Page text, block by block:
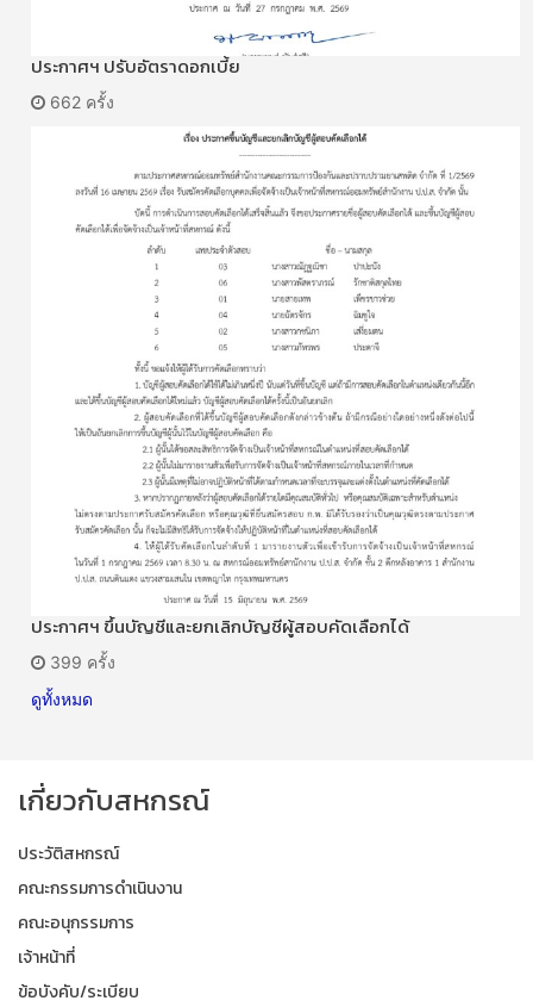
ประกาศฯ ปรับอัตราดอกเบี้ย
662 ครั้ง
ประกาศฯ ขึ้นบัญชีและยกเลิกบัญชีผู้สอบคัดเลือกได้
399 ครั้ง
ดูทั้งหมด
เกี่ยวกับสหกรณ์
ประวัติสหกรณ์
คณะกรรมการดำเนินงาน
คณะอนุกรรมการ
เจ้าหน้าที่
ข้อบังคับ/ระเบียบ